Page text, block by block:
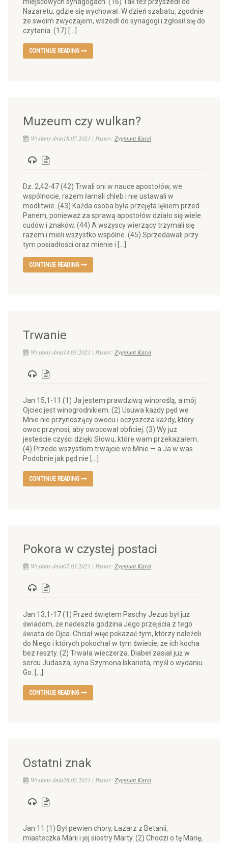
Nazaretu, gdzie się wychował. W dzień szabatu, zgodnie
ze swoim zwyczajem, wszedł do synagogi i zgłosił się do
czytania. (17) […]
CONTINUE READING
Muzeum czy wulkan?
Wysłany dnia18.07.2021 | Pastor: Zygmunt Karel
Dz. 2,42-47 (42) Trwali oni w nauce apostołów, we
wspólnocie, razem łamali chleb i nie ustawali w
modlitwie. (43) Każda osoba była przejęta lękiem przed
Panem, ponieważ za sprawą apostołów działo się wiele
cudów i znaków. (44) A wszyscy wierzący trzymali się
razem i mieli wszystko wspólne. (45) Sprzedawali przy
tym posiadłości oraz mienie i […]
CONTINUE READING
Trwanie
Wysłany dnia14.03.2021 | Pastor: Zygmunt Karel
Jan 15,1-11 (1) Ja jestem prawdziwą winoroślą, a mój
Ojciec jest winogrodnikiem. (2) Usuwa każdy pęd we
Mnie nie przynoszący owocu i oczyszcza każdy, który
owoc przynosi, aby owocował obficiej. (3) Wy już
jesteście czyści dzięki Słowu, które wam przekazałem.
(4) Przede wszystkim trwajcie we Mnie — a Ja w was.
Podobnie jak pęd nie […]
CONTINUE READING
Pokora w czystej postaci
Wysłany dnia07.03.2021 | Pastor: Zygmunt Karel
Jan 13,1-17 (1) Przed świętem Paschy Jezus był już
świadom, że nadeszła godzina Jego przejścia z tego
świata do Ojca. Chciał więc pokazać tym, którzy należeli
do Niego i których pokochał w tym świecie, że ich kocha
bez reszty. (2) Trwała wieczerza. Diabeł zasiał już w
sercu Judasza, syna Szymona Iskariota, myśl o wydaniu
Go. […]
CONTINUE READING
Ostatni znak
Wysłany dnia28.02.2021 | Pastor: Zygmunt Karel
Jan 11 (1) Był pewien chory, Łazarz z Betanii,
miasteczka Marii i jej siostry Marty. (2) Chodzi o tę Marię,